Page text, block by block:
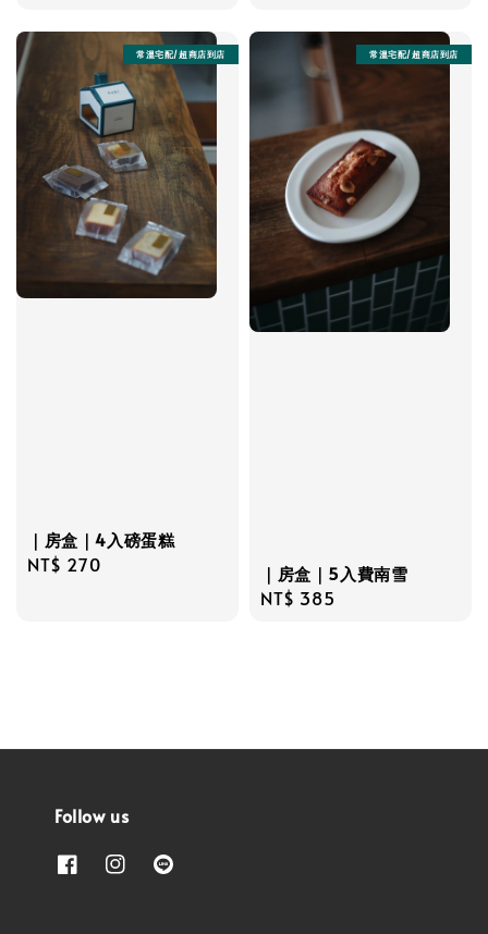
常溫宅配/超商店到店
｜房盒｜4入磅蛋糕
Regular
NT$ 270
常溫宅配/超商店到店
｜房盒｜5入費南雪
Regular
NT$ 385
Follow us